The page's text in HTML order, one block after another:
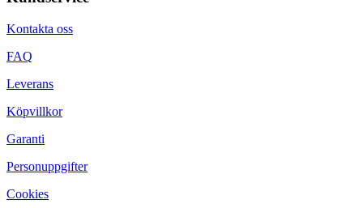
Kontakta oss
FAQ
Leverans
Köpvillkor
Garanti
Personuppgifter
Cookies